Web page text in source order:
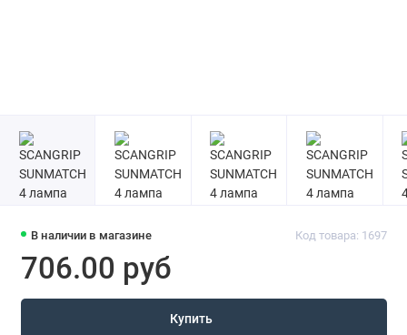
В наличии в магазине Код товара: 1697
706.00 руб
Купить